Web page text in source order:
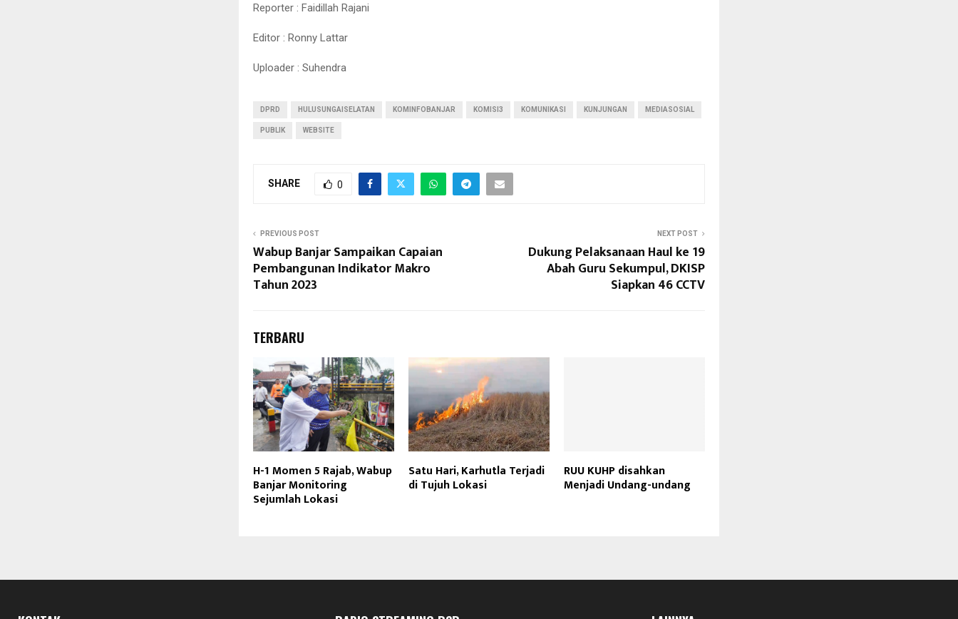
Reporter : Faidillah Rajani
Editor : Ronny Lattar
Uploader : Suhendra
DPRD HULUSUNGAISELATAN KOMINFOBANJAR KOMISI3 KOMUNIKASI KUNJUNGAN MEDIASOSIAL
PUBLIK WEBSITE
SHARE 0
PREVIOUS POST
Wabup Banjar Sampaikan Capaian
Pembangunan Indikator Makro
Tahun 2023
NEXT POST
Dukung Pelaksanaan Haul ke 19
Abah Guru Sekumpul, DKISP
Siapkan 46 CCTV
TERBARU
H-1 Momen 5 Rajab, Wabup
Banjar Monitoring
Sejumlah Lokasi
Satu Hari, Karhutla Terjadi
di Tujuh Lokasi
RUU KUHP disahkan
Menjadi Undang-undang